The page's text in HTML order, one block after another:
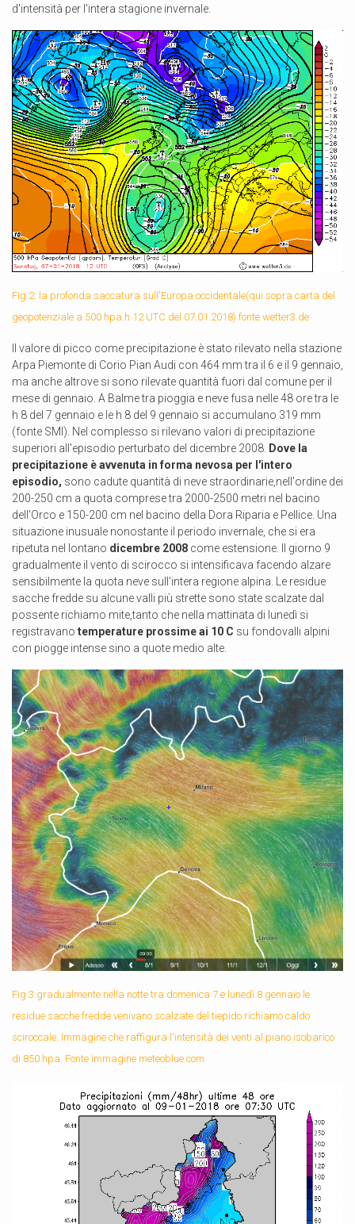
d'intensità per l'intera stagione invernale.
Fig.2: la profonda saccatura sull'Europa occidentale(qui sopra carta del
geopotenziale a 500 hpa.h 12 UTC del 07.01.2018) fonte wetter3.de
Il valore di picco come precipitazione è stato rilevato nella stazione
Arpa Piemonte di Corio Pian Audi con 464 mm tra il 6 e il 9 gennaio,
ma anche altrove si sono rilevate quantità fuori dal comune per il
mese di gennaio. A Balme tra pioggia e neve fusa nelle 48 ore tra le
h 8 del 7 gennaio e le h 8 del 9 gennaio si accumulano 319 mm
(fonte SMI). Nel complesso si rilevano valori di precipitazione
superiori all'episodio perturbato del dicembre 2008. Dove la
precipitazione è avvenuta in forma nevosa per l'intero
episodio, sono cadute quantità di neve straordinarie,nell'ordine dei
200-250 cm a quota comprese tra 2000-2500 metri nel bacino
dell'Orco e 150-200 cm nel bacino della Dora Riparia e Pellice. Una
situazione inusuale nonostante il periodo invernale, che si era
ripetuta nel lontano dicembre 2008 come estensione. Il giorno 9
gradualmente il vento di scirocco si intensificava facendo alzare
sensibilmente la quota neve sull'intera regione alpina. Le residue
sacche fredde su alcune valli più strette sono state scalzate dal
possente richiamo mite,tanto che nella mattinata di lunedì si
registravano temperature prossime ai 10 C su fondovalli alpini
con piogge intense sino a quote medio alte.
Fig.3:gradualmente nella notte tra domenica 7 e lunedì 8 gennaio le
residue sacche fredde venivano scalzate del tiepido richiamo caldo
sciroccale. Immagine che raffigura l'intensità dei venti al piano isobarico
di 850 hpa. Fonte immagine meteoblue.com